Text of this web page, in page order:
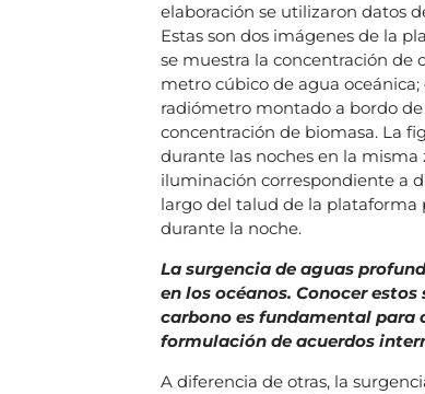
elaboración se utilizaron datos
Estas son dos imágenes de la
se muestra la concentración de
metro cúbico de agua
radiómetro montado a bordo
concentración de biomasa. La
durante las noches en la
iluminación correspondiente a
largo del talud de la plataforma
durante la noche.
La surgencia de aguas
en los océanos. Conocer
carbono es fundamental para
formulación de acuerdos
A diferencia de otras, la